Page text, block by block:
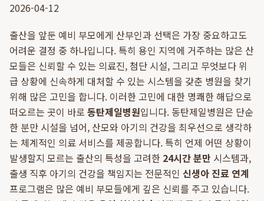
2026-04-12
출산을 앞둔 예비 부모에게 산부인과 선택은 가장 중요하고도
어려운 결정 중 하나입니다. 특히 용인 지역에 거주하는 많은 산
모들은 신뢰할 수 있는 의료진, 첨단 시설, 그리고 무엇보다 위
급 상황에 신속하게 대처할 수 있는 시스템을 갖춘 병원을 찾기
위해 많은 고민을 합니다. 이러한 고민에 대한 명쾌한 해답으로
떠오르는 곳이 바로 동탄제일병원입니다. 동탄제일병원은 단순
한 분만 시설을 넘어, 산모와 아기의 건강을 최우선으로 생각하
는 체계적인 의료 서비스를 제공합니다. 특히 언제 어떤 상황이
발생할지 모르는 출산의 특성을 고려한 24시간 분만 시스템과,
출생 직후 아기의 건강을 책임지는 전문적인 신생아 진료 연계
프로그램은 많은 예비 부모들에게 깊은 신뢰를 주고 있습니다.